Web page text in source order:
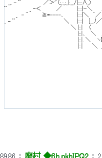
8986 ： 廃村 ◆6h.pkhIPQ2 ：